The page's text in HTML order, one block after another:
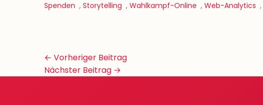
Spenden , Storytelling , Wahlkampf-Online , Web-Analytics ,
Beitrags-
Navigation
← Vorheriger Beitrag
Nächster Beitrag →